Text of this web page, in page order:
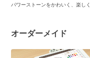
パワーストーンをかわいく、楽しく
オーダーメイド